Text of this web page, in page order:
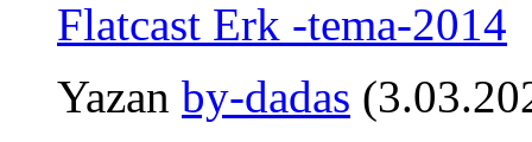
Flatcast Erk -tema-2014
Yazan by-dadas